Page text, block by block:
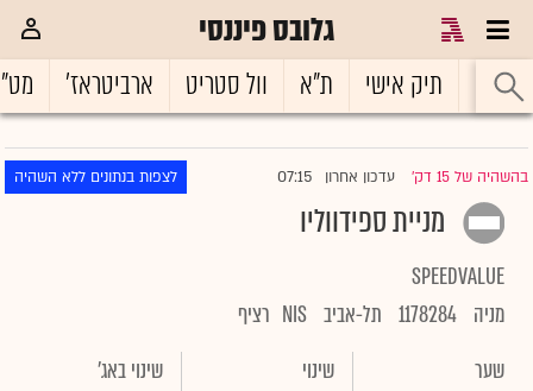
גלובס פיננסי
ראשי תיק אישי ת"א וול סטריט ארביטראז'
בהשהיה של 15 דק' |עדכון אחרון 07:15 לצפות בנתונים ללא השהיה
מניית ספידווליו
SPEEDVALUE
מניה 1178284 תל-אביב NIS רציף
שער
שינוי שינוי באג'